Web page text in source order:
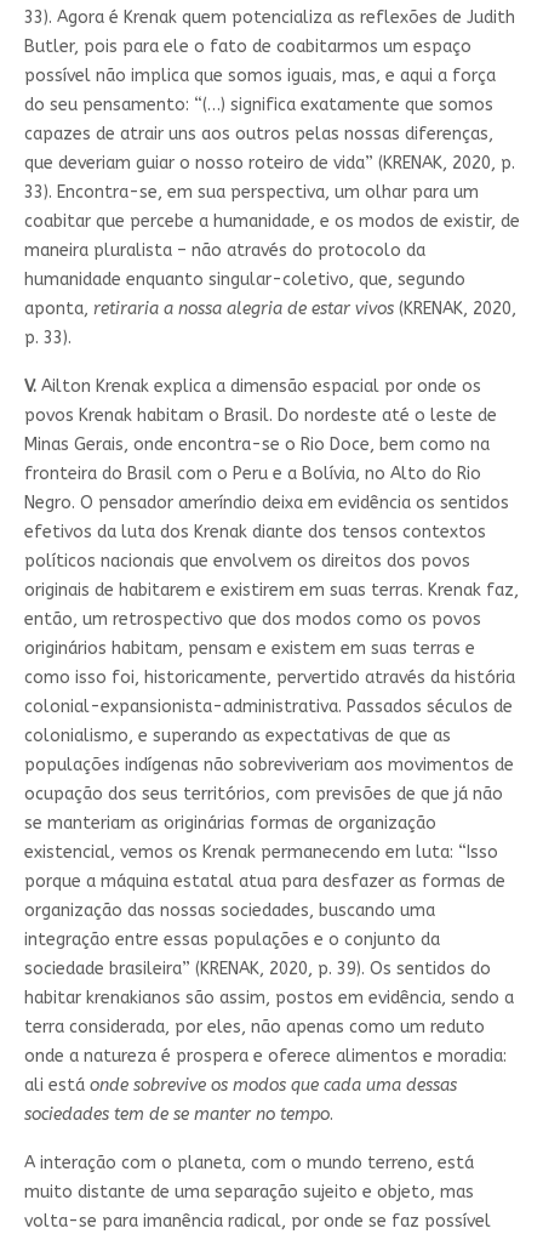
33). Agora é Krenak quem potencializa as reflexões de Judith
Butler, pois para ele o fato de coabitarmos um espaço
possível não implica que somos iguais, mas, e aqui a força
do seu pensamento: “(…) significa exatamente que somos
capazes de atrair uns aos outros pelas nossas diferenças,
que deveriam guiar o nosso roteiro de vida” (KRENAK, 2020, p.
33). Encontra-se, em sua perspectiva, um olhar para um
coabitar que percebe a humanidade, e os modos de existir, de
maneira pluralista – não através do protocolo da
humanidade enquanto singular-coletivo, que, segundo
aponta, retiraria a nossa alegria de estar vivos (KRENAK, 2020,
p. 33).
V.Ailton Krenak explica a dimensão espacial por onde os
povos Krenak habitam o Brasil. Do nordeste até o leste de
Minas Gerais, onde encontra-se o Rio Doce, bem como na
fronteira do Brasil com o Peru e a Bolívia, no Alto do Rio
Negro. O pensador ameríndio deixa em evidência os sentidos
efetivos da luta dos Krenak diante dos tensos contextos
políticos nacionais que envolvem os direitos dos povos
originais de habitarem e existirem em suas terras. Krenak faz,
então, um retrospectivo que dos modos como os povos
originários habitam, pensam e existem em suas terras e
como isso foi, historicamente, pervertido através da história
colonial-expansionista-administrativa. Passados séculos de
colonialismo, e superando as expectativas de que as
populações indígenas não sobreviveriam aos movimentos de
ocupação dos seus territórios, com previsões de que já não
se manteriam as originárias formas de organização
existencial, vemos os Krenak permanecendo em luta: “Isso
porque a máquina estatal atua para desfazer as formas de
organização das nossas sociedades, buscando uma
integração entre essas populações e o conjunto da
sociedade brasileira” (KRENAK, 2020, p. 39). Os sentidos do
habitar krenakianos são assim, postos em evidência, sendo a
terra considerada, por eles, não apenas como um reduto
onde a natureza é prospera e oferece alimentos e moradia:
ali está onde sobrevive os modos que cada uma dessas
sociedades tem de se manter no tempo.
A interação com o planeta, com o mundo terreno, está
muito distante de uma separação sujeito e objeto, mas
volta-se para imanência radical, por onde se faz possível